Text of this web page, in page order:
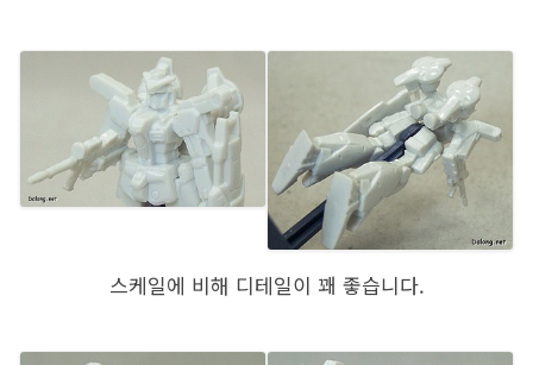
스케일에 비해 디테일이 꽤 좋습니다.